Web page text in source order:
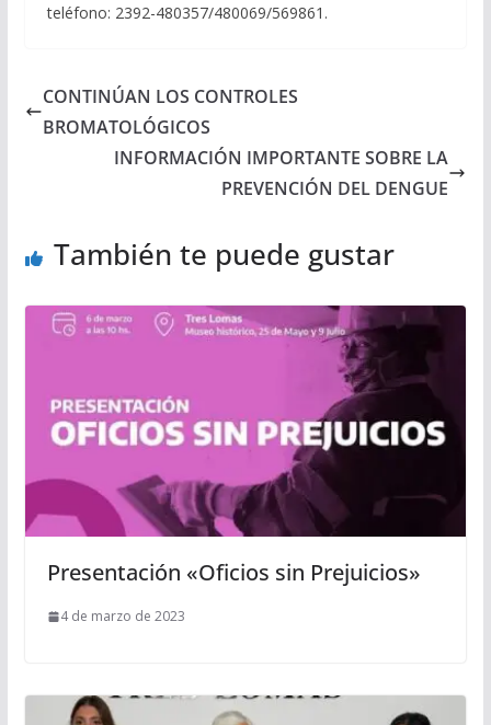
teléfono: 2392-480357/480069/569861.
CONTINÚAN LOS CONTROLES
BROMATOLÓGICOS
INFORMACIÓN IMPORTANTE SOBRE LA
PREVENCIÓN DEL DENGUE
También te puede gustar
Presentación «Oficios sin Prejuicios»
4 de marzo de 2023